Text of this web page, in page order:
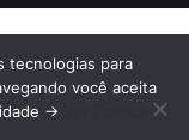
tecnologias para
você aceita
->